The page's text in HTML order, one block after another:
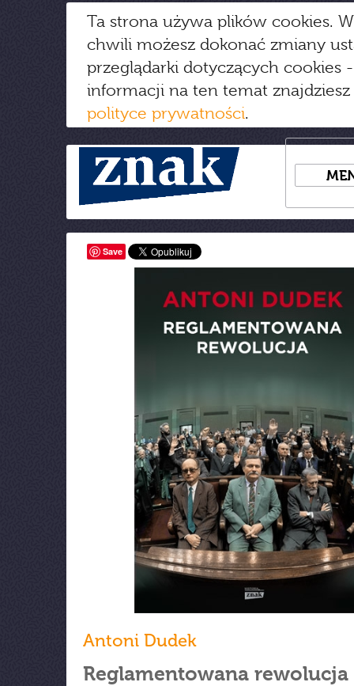
Ta strona używa plików cookies.
chwili możesz dokonać zmiany
przeglądarki dotyczących cookies
informacji na ten temat
polityce prywatności.
Save
Antoni Dudek
Reglamentowana rewolucja